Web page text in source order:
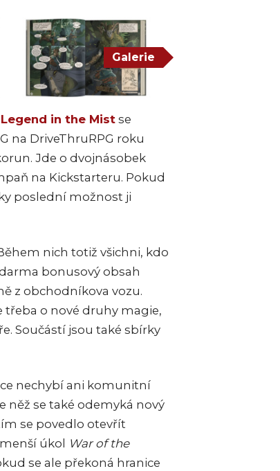
Galerie
Legend in the Mist se
na DriveThruRPG roku
Jde o dvojnásobek
na Kickstarteru. Pokud
poslední možnost ji
nich totiž všichni, kdo
bonusový obsah
z obchodníkova vozu.
třeba o nové druhy magie,
Součástí jsou také sbírky
nechybí ani komunitní
něž se také odemyká nový
se povedlo otevřít
úkol
War of the
se ale překoná hranice